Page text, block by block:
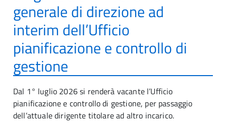
generale di direzione ad
interim dell’Ufficio
pianificazione e controllo di
gestione
Dal 1° luglio 2026 si renderà vacante l’Ufficio
pianificazione e controllo di gestione, per passaggio
dell’attuale dirigente titolare ad altro incarico.